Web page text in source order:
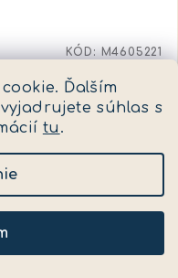
Ďalším
súhlas s
tu .
ks)
KÓD: M4605221